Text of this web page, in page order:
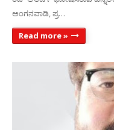
ಅಂಗನವಾಡಿ, ಪ್ರ…
Read more »